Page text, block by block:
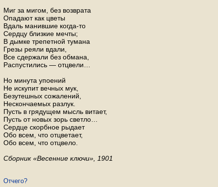
Миг за мигом, без возврата
Опадают как цветы
Вдаль манившие когда-то
Сердцу близкие мечты;
В дымке трепетной тумана
Грезы реяли вдали,
Все сдержали без обмана,
Распустились — отцвели…
Но минута упоений
Не искупит вечных мук,
Безутешных сожалений,
Нескончаемых разлук.
Пусть в грядущем мысль витает,
Пусть от новых зорь светло…
Сердце скорбное рыдает
Обо всем, что отцветает,
Обо всем, что отцвело.
Сборник «Весенние ключи», 1901
От­че­го?